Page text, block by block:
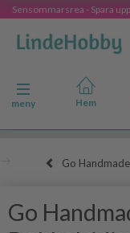
Sensommarsrea - Spara
Ändra navigering
meny
Go Handmade
Go